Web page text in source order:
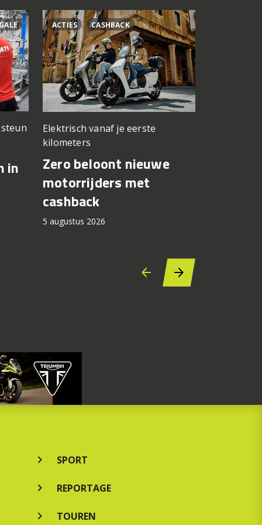
in
ACTIES CASHBACK
Elektrisch vanaf je eerste
kilometers
Zero beloont nieuwe
motorrijders met
cashback
5 augustus 2026
SPORT
REPORTAGE
TOUREN